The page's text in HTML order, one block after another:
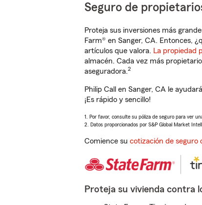
Seguro de
Proteja sus inversiones más
Farm® en Sanger, CA. Entonces,
artículos que valora. La propiedad
almacén. Cada vez más
aseguradora.2
Philip Call en Sanger, CA le
¡Es rápido y sencillo!
1. Por favor, consulte su póliza de seguro para ver
2. Datos proporcionados por S&P Global Market
Comience su cotización de seguro
Proteja su vivienda contra